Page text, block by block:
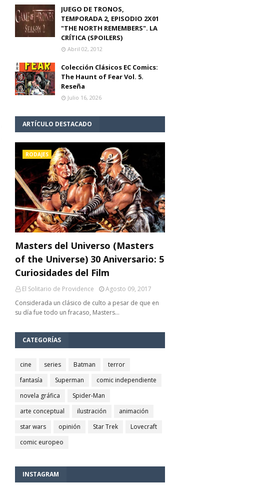
JUEGO DE TRONOS,
TEMPORADA 2, EPISODIO 2X01
"THE NORTH REMEMBERS". LA
CRÍTICA (SPOILERS)
Abril 02, 2012
Colección Clásicos EC Comics:
The Haunt of Fear Vol. 5.
Reseña
Julio 16, 2026
ARTÍCULO DESTACADO
RODAJES
Masters del Universo (Masters
of the Universe) 30 Aniversario: 5
Curiosidades del Film
El Solitario de Providence
Agosto 09, 2017
Considerada un clásico de culto a pesar de que en
su día fue todo un fracaso, Masters…
CATEGORÍAS
cine series Batman
terror
fantasía
Superman
comic independiente
novela gráfica
Spider-Man
arte conceptual
ilustración
animación
star wars
opinión Star Trek
Lovecraft
comic europeo
INSTAGRAM